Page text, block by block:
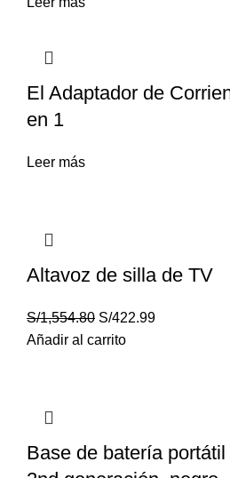
El Adaptador de
en 1
Leer más
Altavoz de silla de TV
S/1,554.80 S/422.99
Añadir al carrito
Base de batería